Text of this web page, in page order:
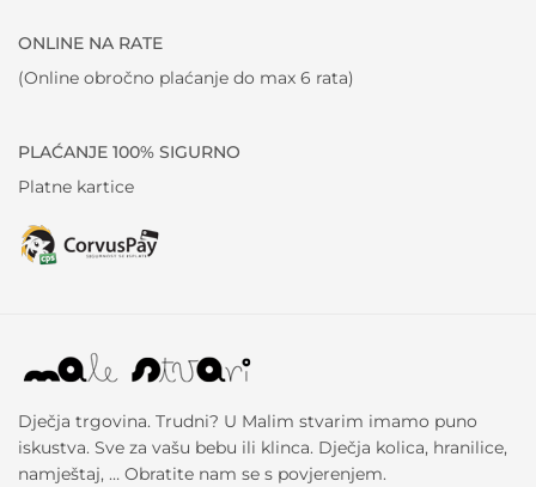
ONLINE NA RATE
(Online obročno plaćanje do max 6 rata)
PLAĆANJE 100% SIGURNO
Platne kartice
Dječja trgovina. Trudni? U Malim stvarim imamo puno
iskustva. Sve za vašu bebu ili klinca. Dječja kolica, hranilice,
namještaj, … Obratite nam se s povjerenjem.